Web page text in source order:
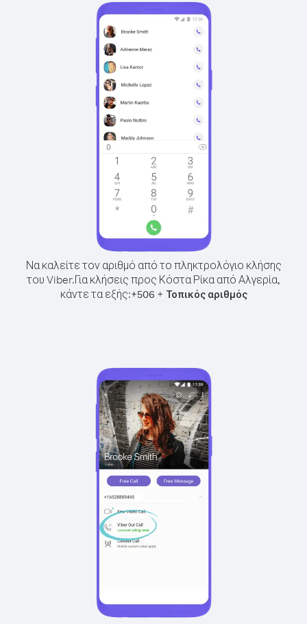
Να καλείτε τον αριθμό από το πληκτρολόγιο κλήσης
του Viber.Για κλήσεις προς Κόστα Ρίκα από Αλγερία,
κάντε τα εξής:+506 + Τοπικός αριθμός